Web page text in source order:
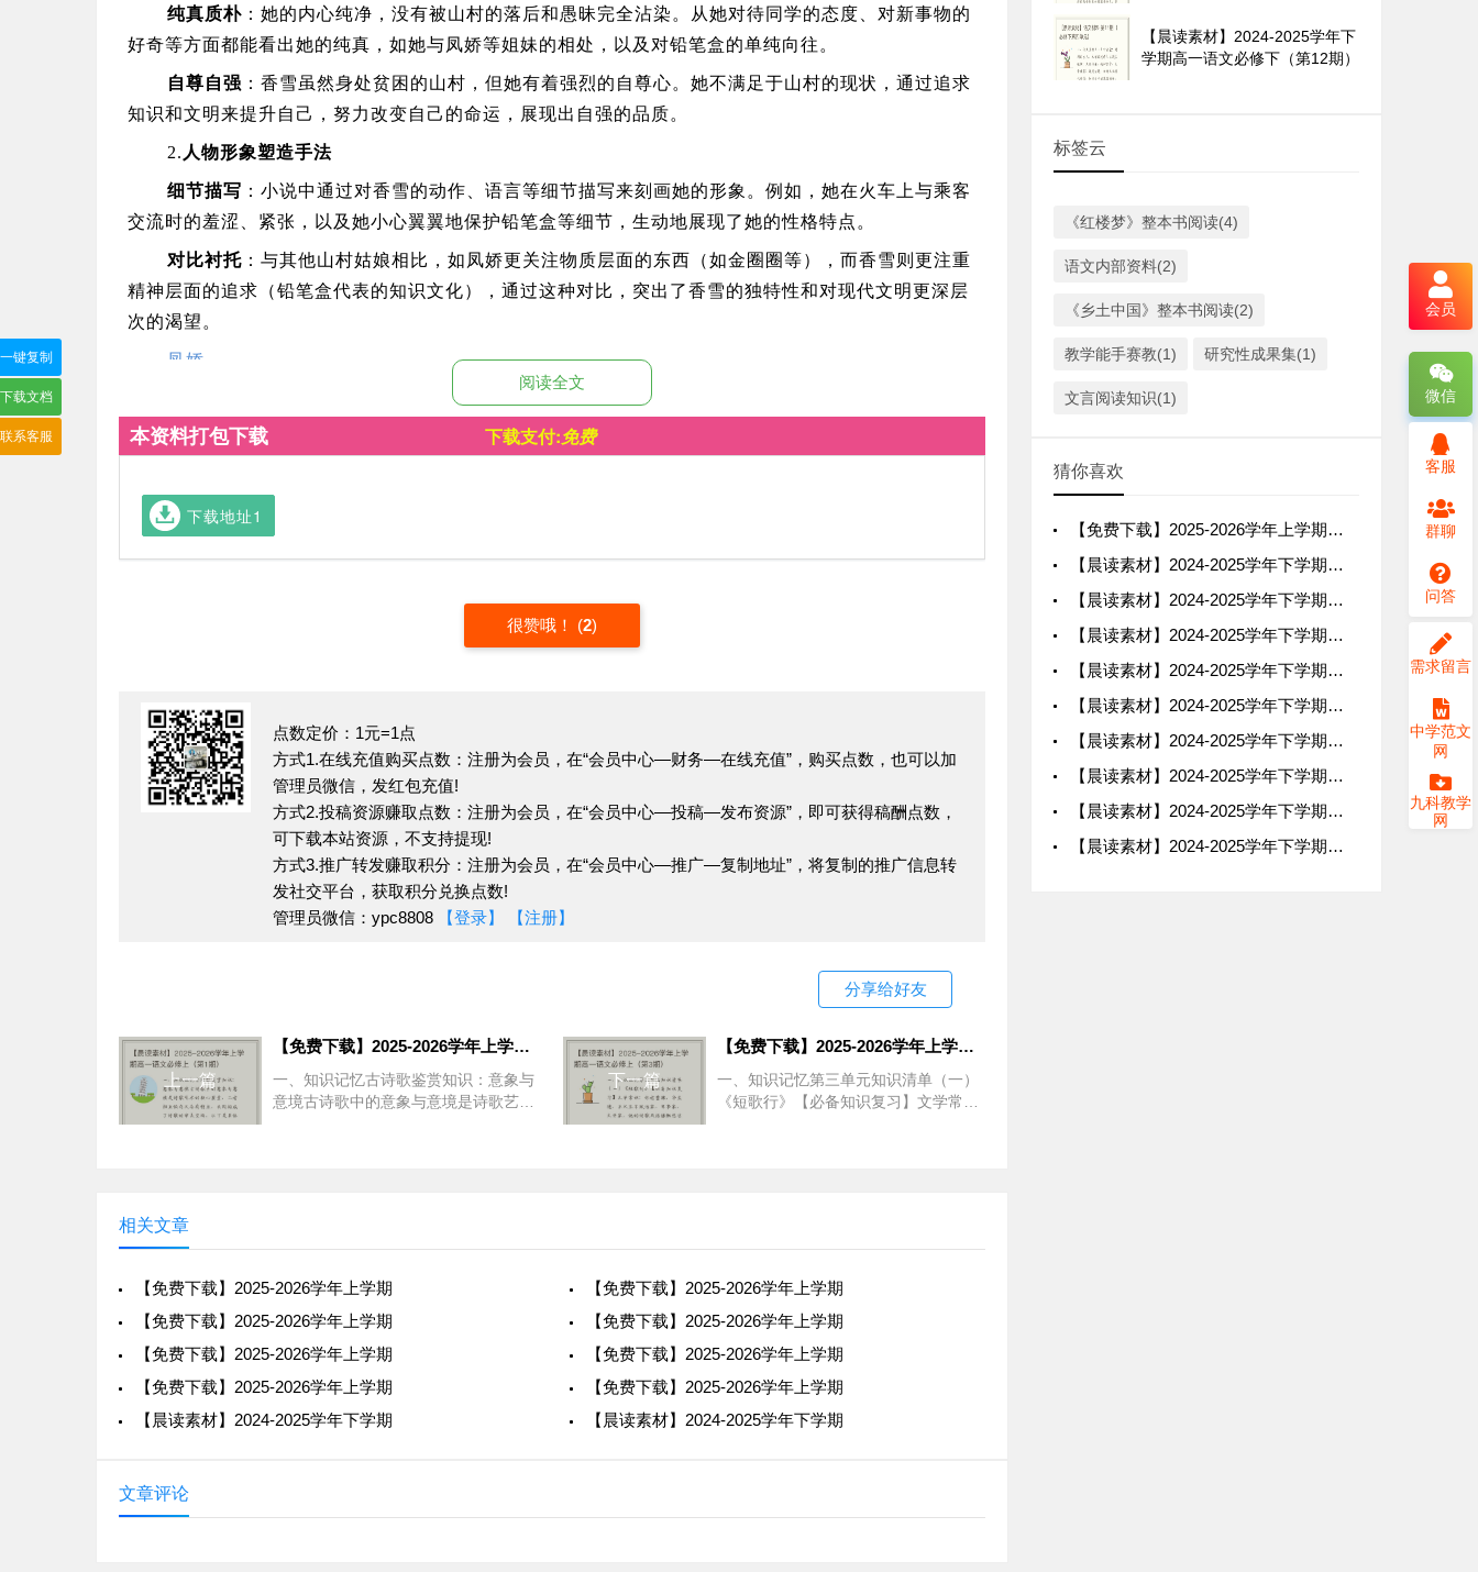
纯真质朴 ：她的内心纯净，没有被山村的落后和愚昧完全沾染。从她对待同学的态度、对新事物的
好奇等方面都能看出她的纯真，如她与凤娇等姐妹的相处，以及对铅笔盒的单纯向往。
自尊自强 ：香雪虽然身处贫困的山村，但她有着强烈的自尊心。她不满足于山村的现状，通过追求
知识和文明来提升自己，努力改变自己的命运，展现出自强的品质。
2. 人物形象塑造手法
细节描写 ：小说中通过对香雪的动作、语言等细节描写来刻画她的形象。例如，她在火车上与乘客
交流时的羞涩、紧张，以及她小心翼翼地保护铅笔盒等细节，生动地展现了她的性格特点。
对比衬托 ：与其他山村姑娘相比，如凤娇更关注物质层面的东西（如金圈圈等），而香雪则更注重
精神层面的追求（铅笔盒代表的知识文化），通过这种对比，突出了香雪的独特性和对现代文明更深层
次的渴望。
凤娇
性格开朗、泼辣，对新事物充满好奇，但她的关注点更多地集中在物质享受方面，如对金圈圈等的
喜爱，与香雪形成鲜明对比，从侧面衬托出香雪对精神追求的执着。
她们同样生活在山村，有着山村姑娘的共性，如质朴、热情，但在对现代文明的接受程度和追求方
向上各有不同，共同构成了山村少女群体的形象，展现了山村生活的多样性和封闭性。
：小说中描写的小山村被大山环绕，交通不便，如火车是与外界联系的重要象征，而火车
宁静质朴 ：山村的夜晚、田野等自然景象描绘出一种宁静的氛围，如“月光下的山谷”“溪边的草
丛”等描写，展现了山村自然环境的质朴之美，但这种宁静质朴中也隐藏着山村发展的滞后。
2.作用分析
烘托人物形象：宁静的自然环境与香雪等山村少女纯真质朴的性格相呼应，封闭的环境则衬托出香
雪追求现代文明的勇敢和不易。例如，在寂静的夜晚，香雪独自走在回村的路上，此时的自然环境更凸
显出她内心的坚定和孤独，以及她对外面世界的向往。
推动情节发展：自然环境的描写为情节的发展提供了背景和舞台。火车的出现打破了山村的宁静，
如香雪与火车上乘客的交流、她对铅笔盒的追求等情节都与火车这一特殊的自然环境元素密切相关。
现代文明的追求则反映了山村人渴望突破这种封闭、走向现代的主题。例如，当香雪拿着铅笔盒走在回
村的路上，周围的自然环境依然宁静，但她的内心却充满了对山村未来的希望，这种对比暗示了现代文
明将给山村带来的变革。
传统保守
到逐渐适应，但仍保留着许多传统观念和做法。
陋房屋、姐妹们对一些小物品的珍视等描写，都反映了山村的贫穷，这种贫穷落后的社会环境限制了山
村的发展，也促使香雪等年轻人对外面的世界产生向往。
境的影响。香雪的勇敢追求部分源于她对这种社会环境的不满和想要改变现状的愿望，同时，其他人物
阅读全文
本资料打包下载 下载支付:免费
下载地址1
很赞哦！ (2)
点数定价：1元=1点
方式1.在线充值购买点数：注册为会员，在“会员中心—财务—在线充值”，购买点数，也可以加
管理员微信，发红包充值!
方式2.投稿资源赚取点数：注册为会员，在“会员中心—投稿—发布资源”，即可获得稿酬点数，
可下载本站资源，不支持提现!
方式3.推广转发赚取积分：注册为会员，在“会员中心—推广—复制地址”，将复制的推广信息转
发社交平台，获取积分兑换点数!
管理员微信：ypc8808
【登录】 【注册】
分享给好友
上一篇
【免费下载】2025-2026学年上学期高一语文必修上（第1期）
一、知识记忆古诗歌鉴赏知识：意象与
意境古诗歌中的意象与意境是诗歌艺术
下一篇
【免费下载】2025-2026学年上学期高一语文必修上（第3期）
一、知识记忆第三单元知识清单（一）
《短歌行》【必备知识复习】文学常
相关文章
【免费下载】2025-2026学年上学期
【免费下载】2025-2026学年上学期
【免费下载】2025-2026学年上学期
【免费下载】2025-2026学年上学期
【免费下载】2025-2026学年上学期
【免费下载】2025-2026学年上学期
【免费下载】2025-2026学年上学期
【免费下载】2025-2026学年上学期
【晨读素材】2024-2025学年下学期
【晨读素材】2024-2025学年下学期
文章评论
【晨读素材】2024-2025学年下
学期高一语文必修下（第12期）
标签云
《红楼梦》整本书阅读(4)
语文内部资料(2)
《乡土中国》整本书阅读(2)
教学能手赛教(1) 研究性成果集(1)
文言阅读知识(1)
猜你喜欢
【免费下载】2025-2026学年上学期高一语文必修上（第3期）
【晨读素材】2024-2025学年下学期高一语文必修下（第13期）
【晨读素材】2024-2025学年下学期高一语文必修下（第4期）
【晨读素材】2024-2025学年下学期高一语文必修下（第14期）
【晨读素材】2024-2025学年下学期高一语文必修下（第10期）
【晨读素材】2024-2025学年下学期高一语文必修下（第5期）
【晨读素材】2024-2025学年下学期高一语文必修下（第9期）
【晨读素材】2024-2025学年下学期高一语文必修下（第1期）
【晨读素材】2024-2025学年下学期高一语文必修下（第8期）
【晨读素材】2024-2025学年下学期高一语文必修下（第7期）
会员
微信
客服
群聊
问答
需求留言
中学范文
网
九科教学
网
一键复制
下载文档
联系客服